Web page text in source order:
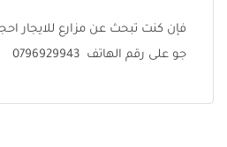
فإن كنت تبحث عن مزارع للايجار
جو على رقم الهاتف 0796929943